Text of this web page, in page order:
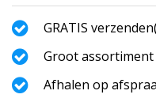
GRATIS
Groot
Afhalen op